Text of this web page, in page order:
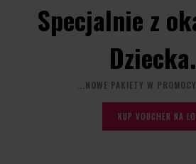
Specjalnie z
...NOWE PAKIETY W
KUP VOUCHER NA